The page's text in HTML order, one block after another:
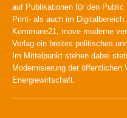
auf Publikationen für den
Print- als auch im
Kommune21, move moderne
Verlag ein breites politisches
Im Mittelpunkt stehen dabei
Modernisierung der öffentlichen
Energiewirtschaft.